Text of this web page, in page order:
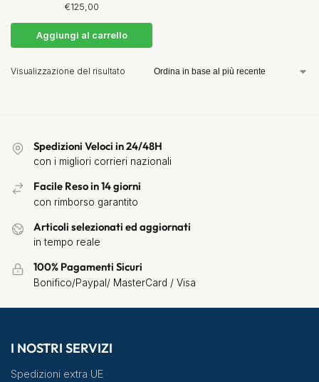
€125,00
Aggiungi al carrello
Visualizzazione del risultato
Spedizioni Veloci in 24/48H
con i migliori corrieri nazionali
Facile Reso in 14 giorni
con rimborso garantito
Articoli selezionati ed aggiornati
in tempo reale
100% Pagamenti Sicuri
Bonifico/Paypal/ MasterCard / Visa
I NOSTRI SERVIZI
Spedizioni extra UE